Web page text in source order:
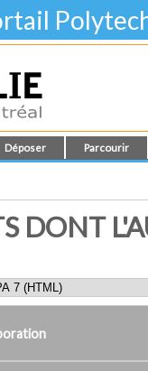
Déposer Parcourir
DONT